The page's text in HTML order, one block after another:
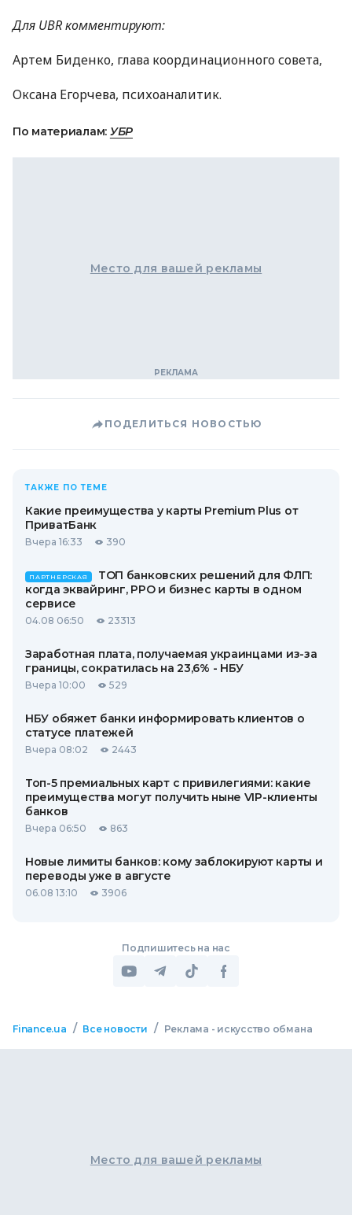
Для UBR комментируют:
Артем Биденко, глава координационного совета,
Оксана Егорчева, психоаналитик.
По материалам: УБР
Место для вашей рекламы
ПОДЕЛИТЬСЯ НОВОСТЬЮ
ТАКЖЕ ПО ТЕМЕ
Какие преимущества у карты Premium Plus от
ПриватБанк
Вчера 16:33 390
ПАРТНЕРСКАЯ
ТОП банковских решений для ФЛП:
когда эквайринг, РРО и бизнес карты в одном
сервисе
04.08 06:50 23313
Заработная плата, получаемая украинцами из-за
границы, сократилась на 23,6% - НБУ
Вчера 10:00 529
НБУ обяжет банки информировать клиентов о
статусе платежей
Вчера 08:02 2443
Топ-5 премиальных карт с привилегиями: какие
преимущества могут получить ныне VIP-клиенты
банков
Вчера 06:50 863
Новые лимиты банков: кому заблокируют карты и
переводы уже в августе
06.08 13:10 3906
Подпишитесь на нас
Finance.ua / Все новости / Реклама - искусство обмана
Место для вашей рекламы